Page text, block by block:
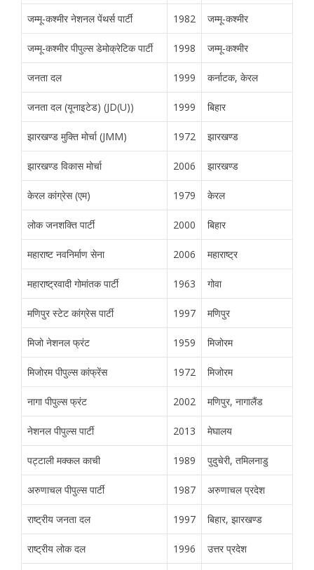
जम्मू-कश्मीर नेशनल पेंथर्स पार्टी 1982 जम्मू-कश्मीर
जम्मू-कश्मीर पीपुल्स डेमोक्रेटिक पार्टी 1998 जम्मू-कश्मीर
जनता दल 1999 कर्नाटक, केरल
जनता दल (यूनाइटेड) (JD(U)) 1999 बिहार
झारखण्ड मुक्ति मोर्चा (JMM) 1972 झारखण्ड
झारखण्ड विकास मोर्चा 2006 झारखण्ड
केरल कांग्रेस (एम) 1979 केरल
लोक जनशक्ति पार्टी 2000 बिहार
महाराष्ट नवनिर्माण सेना 2006 महाराष्ट्र
महाराष्ट्रवादी गोमांतक पार्टी 1963 गोवा
मणिपुर स्टेट कांग्रेस पार्टी 1997 मणिपुर
मिजो नेशनल फ्रंट 1959 मिजोरम
मिजोरम पीपुल्स कांफ्रेंस 1972 मिजोरम
नागा पीपुल्स फ्रंट 2002 मणिपुर, नागालैंड
नेशनल पीपुल्स पार्टी 2013 मेघालय
पट्टाली मक्कल काची 1989 पुदुचेरी, तमिलनाडु
अरुणाचल पीपुल्स पार्टी 1987 अरुणाचल प्रदेश
राष्ट्रीय जनता दल 1997 बिहार, झारखण्ड
राष्ट्रीय लोक दल 1996 उत्तर प्रदेश